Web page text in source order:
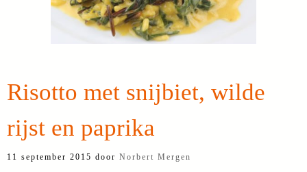
Risotto met snijbiet, wilde
rijst en paprika
11 september 2015 door Norbert Mergen